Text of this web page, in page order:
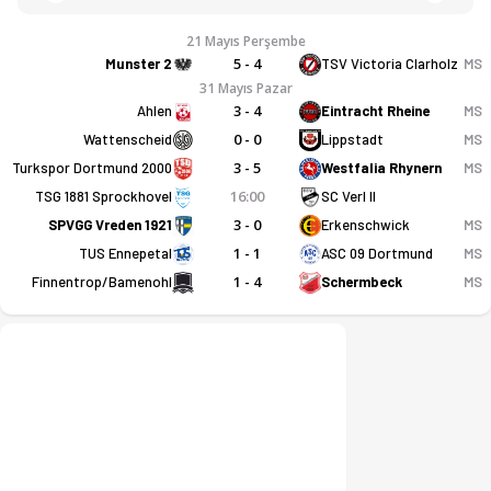
21 Mayıs Perşembe
Munster 2 5 - 4 TSV Victoria Clarholz MS
31 Mayıs Pazar
Ahlen 3 - 4 Eintracht Rheine
MS
Wattenscheid
0 - 0 Lippstadt
MS
Turkspor Dortmund 2000
3 - 5 Westfalia Rhynern
MS
TSG 1881 Sprockhovel
16:00
SC Verl II
SPVGG Vreden 1921
3 - 0 Erkenschwick
MS
TUS Ennepetal
1 - 1 ASC 09 Dortmund
MS
Finnentrop/Bamenohl
1 - 4 Schermbeck MS